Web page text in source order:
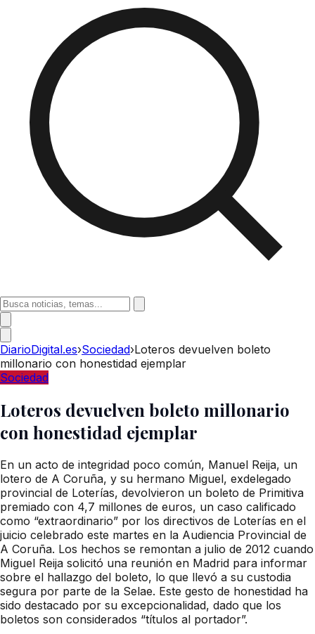
DiarioDigital.es›Sociedad›Loteros devuelven boleto
millonario con honestidad ejemplar
Sociedad
Loteros devuelven boleto millonario
con honestidad ejemplar
En un acto de integridad poco común, Manuel Reija, un
lotero de A Coruña, y su hermano Miguel, exdelegado
provincial de Loterías, devolvieron un boleto de Primitiva
premiado con 4,7 millones de euros, un caso calificado
como “extraordinario” por los directivos de Loterías en el
juicio celebrado este martes en la Audiencia Provincial de
A Coruña. Los hechos se remontan a julio de 2012 cuando
Miguel Reija solicitó una reunión en Madrid para informar
sobre el hallazgo del boleto, lo que llevó a su custodia
segura por parte de la Selae. Este gesto de honestidad ha
sido destacado por su excepcionalidad, dado que los
boletos son considerados “títulos al portador”.